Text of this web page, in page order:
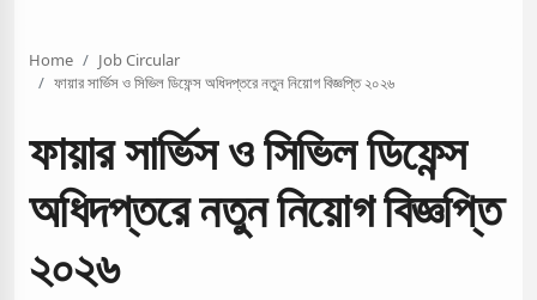
Home
Job Circular
ফায়ার সার্ভিস ও সিভিল ডিফেন্স অধিদপ্তরে নতুন নিয়োগ বিজ্ঞপ্তি ২০২৬
ফায়ার সার্ভিস ও সিভিল ডিফেন্স
অধিদপ্তরে নতুন নিয়োগ বিজ্ঞপ্তি
২০২৬